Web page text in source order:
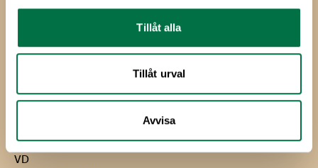
Tillåt alla
Tillåt urval
Avvisa
E-post:info@li.se
Björn Hellman
VD